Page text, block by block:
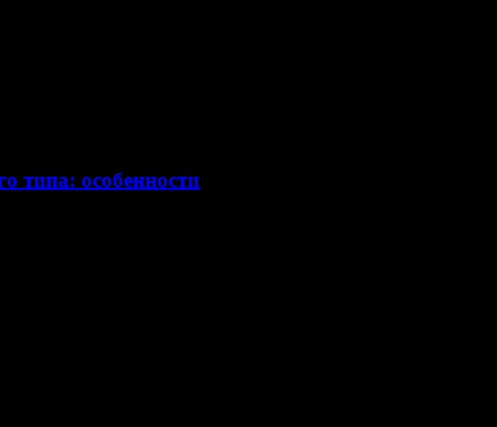
типа: особенности